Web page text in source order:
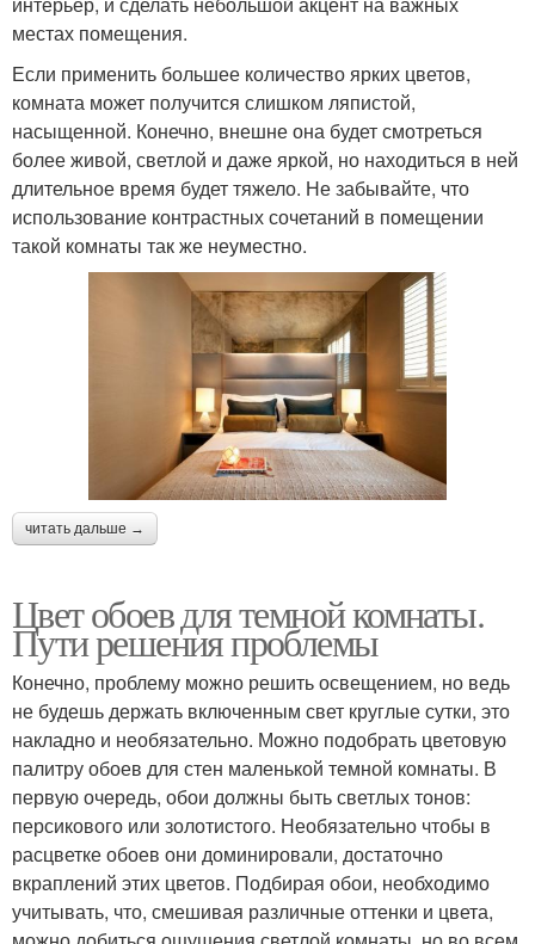
местах помещения.
Если применить большее количество ярких цветов,
комната может получится слишком ляпистой,
насыщенной. Конечно, внешне она будет смотреться
более живой, светлой и даже яркой, но находиться в ней
длительное время будет тяжело. Не забывайте, что
использование контрастных сочетаний в помещении
такой комнаты так же неуместно.
читать дальше →
Цвет обоев для темной комнаты.
Пути решения проблемы
Конечно, проблему можно решить освещением, но ведь
не будешь держать включенным свет круглые сутки, это
накладно и необязательно. Можно подобрать цветовую
палитру обоев для стен маленькой темной комнаты. В
первую очередь, обои должны быть светлых тонов:
персикового или золотистого. Необязательно чтобы в
расцветке обоев они доминировали, достаточно
вкраплений этих цветов. Подбирая обои, необходимо
учитывать, что, смешивая различные оттенки и цвета,